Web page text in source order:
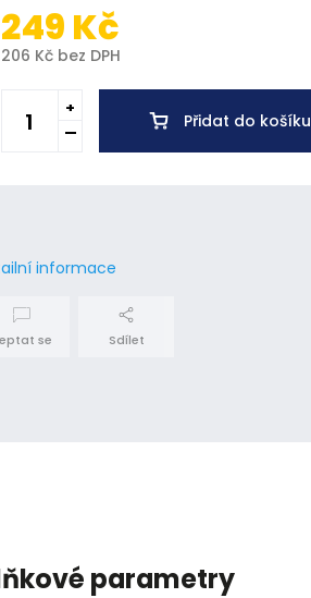
249 Kč
206 Kč bez DPH
Přidat do košíku
informace
se Sdílet
parametry